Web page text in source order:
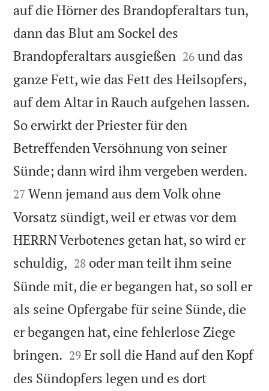
auf die Hörner des Brandopferaltars tun,
dann das Blut am Sockel des
Brandopferaltars ausgießen 

26 und das
ganze Fett, wie das Fett des Heilsopfers,
auf dem Altar in Rauch aufgehen lassen.
So erwirkt der Priester für den
Betreffenden Versöhnung von seiner
Sünde; dann wird ihm vergeben werden.
27 Wenn jemand aus dem Volk ohne
Vorsatz sündigt, weil er etwas vor dem
HERRN Verbotenes getan hat, so wird er
schuldig, 

28 oder man teilt ihm seine
Sünde mit, die er begangen hat, so soll er
als seine Opfergabe für seine Sünde, die
er begangen hat, eine fehlerlose Ziege
bringen. 

29 Er soll die Hand auf den Kopf
des Sündopfers legen und es dort